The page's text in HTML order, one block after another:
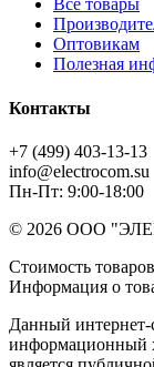
Все товары
Оптовикам
Полезная
Контакты
+7 (499) 403-13-13
info@electrocom.su
Пн-Пт: 9:00-18:00
© 2026 ООО
Стоимость
Информация о
Данный интернет-
информационный